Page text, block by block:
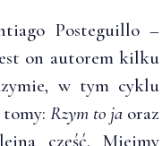
Posteguillo –
on autorem kilku
w tym cyklu
Rzym to jaoraz
część. Miejmy